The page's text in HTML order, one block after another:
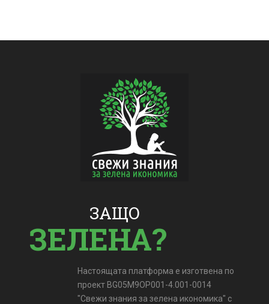
ЗАЩО
ЗЕЛЕНА?
Настоящата платформа е изготвена по
проект BG05M9OP001-4.001-0014
"Свежи знания за зелена икономика" с